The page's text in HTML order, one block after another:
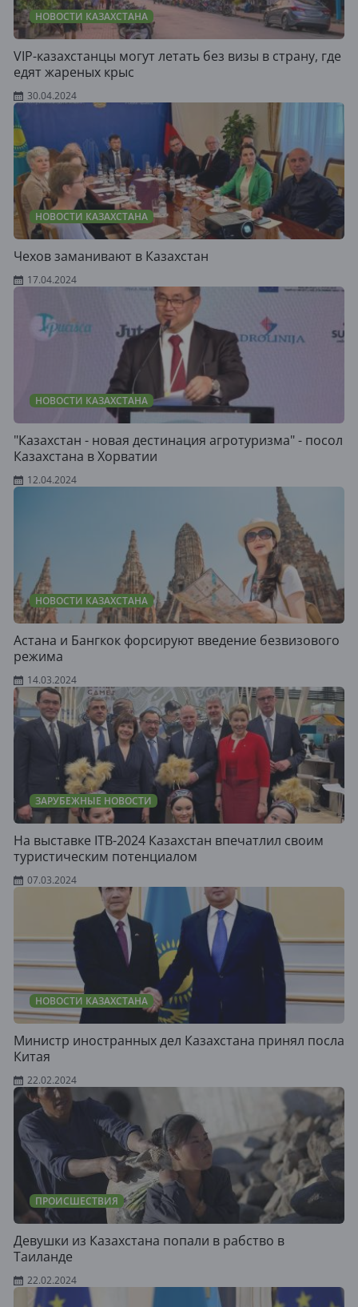
НОВОСТИ КАЗАХСТАНА
VIP-казахстанцы могут летать без визы в страну, где
едят жареных крыс
30.04.2024
НОВОСТИ КАЗАХСТАНА
Чехов заманивают в Казахстан
17.04.2024
НОВОСТИ КАЗАХСТАНА
"Казахстан - новая дестинация агротуризма" - посол
Казахстана в Хорватии
12.04.2024
НОВОСТИ КАЗАХСТАНА
Астана и Бангкок форсируют введение безвизового
режима
14.03.2024
ЗАРУБЕЖНЫЕ НОВОСТИ
На выставке ITB-2024 Казахстан впечатлил своим
туристическим потенциалом
07.03.2024
НОВОСТИ КАЗАХСТАНА
Министр иностранных дел Казахстана принял посла
Китая
22.02.2024
ПРОИСШЕСТВИЯ
Девушки из Казахстана попали в рабство в
Таиланде
22.02.2024